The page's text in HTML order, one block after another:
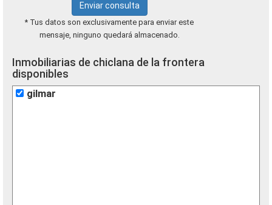
Enviar consulta
* Tus datos son exclusivamente para enviar este
mensaje, ninguno quedará almacenado.
Inmobiliarias de chiclana de la frontera
disponibles
gilmar